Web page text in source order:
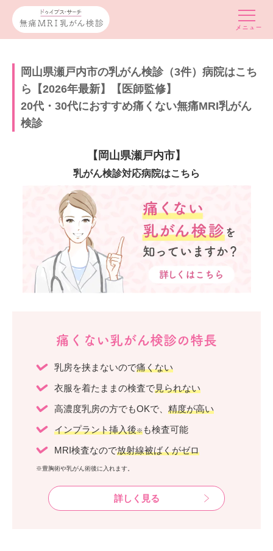
岡山県瀬戸内市の乳がん検診（3件）病院はこち
ら【2026年最新】【医師監修】
20代・30代におすすめ痛くない無痛MRI乳がん
検診
【岡山県瀬戸内市】
乳がん検診対応病院はこちら
痛くない乳がん検診の特長
乳房を挟まないので痛くない
衣服を着たままの検査で見られない
高濃度乳房の方でもOKで、 精度が高い
インプラント挿入後※ も検査可能
MRI検査なので放射線被ばくがゼロ
※豊胸術や乳がん術後に入れます。
詳しく見る